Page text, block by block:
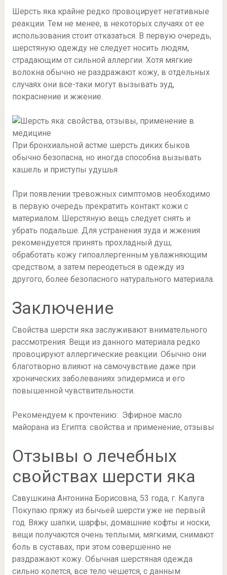
Шерсть яка крайне редко провоцирует негативные
реакции. Тем не менее, в некоторых случаях от ее
использования стоит отказаться. В первую очередь,
шерстяную одежду не следует носить людям,
страдающим от сильной аллергии. Хотя мягкие
волокна обычно не раздражают кожу, в отдельных
случаях они все-таки могут вызывать зуд,
покраснение и жжение.
При бронхиальной астме шерсть диких быков
обычно безопасна, но иногда способна вызывать
кашель и приступы удушья
При появлении тревожных симптомов необходимо
в первую очередь прекратить контакт кожи с
материалом. Шерстяную вещь следует снять и
убрать подальше. Для устранения зуда и жжения
рекомендуется принять прохладный душ,
обработать кожу гипоаллергенным увлажняющим
средством, а затем переодеться в одежду из
другого, более безопасного натурального материала.
Заключение
Свойства шерсти яка заслуживают внимательного
рассмотрения. Вещи из данного материала редко
провоцируют аллергические реакции. Обычно они
благотворно влияют на самочувствие даже при
хронических заболеваниях эпидермиса и его
повышенной чувствительности.
Рекомендуем к прочтению: Эфирное масло
майорана из Египта: свойства и применение, отзывы
Отзывы о лечебных
свойствах шерсти яка
Савушкина Антонина Борисовна, 53 года, г. Калуга
Покупаю пряжу из бычьей шерсти уже не первый
год. Вяжу шапки, шарфы, домашние кофты и носки,
вещи получаются очень теплыми, мягкими, снимают
боль в суставах, при этом совершенно не
раздражают кожу. Обычная шерстяная одежда
сильно колется, все тело чешется, с данным